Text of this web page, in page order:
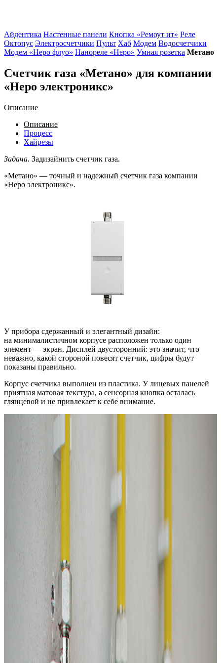
Айдентика Настенные панели Кнопка «Ремоут ит» Реле
Октопус Электросчетчики Пульт Хаб Модем Водосчетчики
Модем «Неро флуо» Нанореле «Неро» Умная розетка Метано
Счетчик газа «Метано» для компании
«Неро электроникс»
Описание
Описание
Процесс
Хайрезы
Задача. Задизайнить счетчик газа.
«Метано» — точный и надежный счетчик газа компании
«Неро электроникс».
У прибора сдержанный и элегантный дизайн:
на минималистичном корпусе расположен только один
элемент — экран. Дисплей двусторонний: это значит, что
неважно, какой стороной повесят счетчик, цифры будут
показаны правильно.
Корпус счетчика выполнен из пластика. У лицевых панелей
приятная матовая текстура, а сенсорная кнопка осталась
глянцевой и не привлекает к себе внимание.